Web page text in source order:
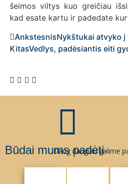
šeimos viltys kuo greičiau
kad esate kartu ir padedate
AnkstesnisNykštukai atvyko į
KitasVedlys, padėsiantis eiti
Būdai mums padėti
Daug daugiau galime